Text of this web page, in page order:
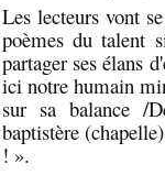
Les lecteurs vont
poèmes du talent
partager ses élans
ici notre humain
sur sa balance /
baptistère
! ».